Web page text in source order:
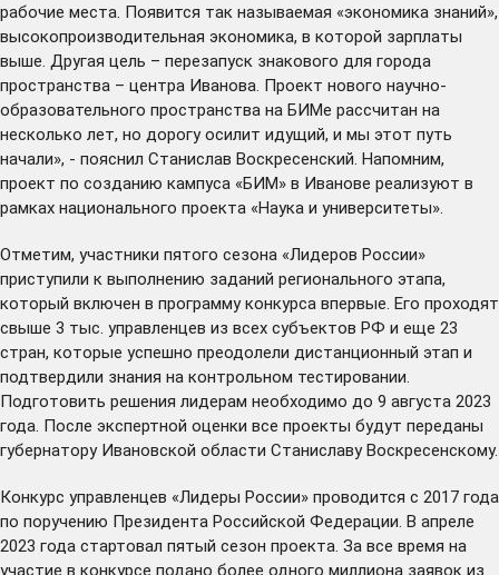
рабочие места. Появится так называемая «экономика знаний»,
высокопроизводительная экономика, в которой зарплаты
выше. Другая цель – перезапуск знакового для города
пространства – центра Иванова. Проект нового научно-
образовательного пространства на БИМе рассчитан на
несколько лет, но дорогу осилит идущий, и мы этот путь
начали», - пояснил Станислав Воскресенский. Напомним,
проект по созданию кампуса «БИМ» в Иванове реализуют в
рамках национального проекта «Наука и университеты».
Отметим, участники пятого сезона «Лидеров России»
приступили к выполнению заданий регионального этапа,
который включен в программу конкурса впервые. Его проходят
свыше 3 тыс. управленцев из всех субъектов РФ и еще 23
стран, которые успешно преодолели дистанционный этап и
подтвердили знания на контрольном тестировании
Подготовить решения лидерам необходимо до 9 августа 2023
года. После экспертной оценки все проекты будут переданы
губернатору Ивановской области Станиславу Воскресенскому.
Конкурс управленцев «Лидеры России» проводится с 2017 года
по поручению Президента Российской Федерации. В апреле
2023 года стартовал пятый сезон проекта. За все время на
участие в конкурсе подано более одного миллиона заявок из